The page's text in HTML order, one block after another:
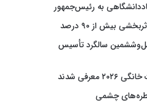
به رئیس‌جمهور
بیش از ۹۰ درصد
سالگرد تأسیس
شدند
قطره‌های چشمی